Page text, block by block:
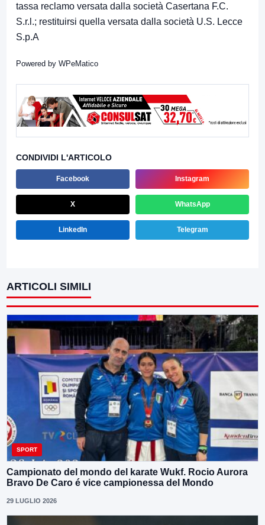
tassa reclamo versata dalla società Casertana F.C.
S.r.l.; restituirsi quella versata dalla società U.S. Lecce
S.p.A
Powered by WPeMatico
CONDIVIDI L'ARTICOLO
Facebook Instagram
X WhatsApp
LinkedIn Telegram
ARTICOLI SIMILI
SPORT
Campionato del mondo del karate Wukf. Rocio Aurora
Bravo De Caro é vice campionessa del Mondo
29 LUGLIO 2026